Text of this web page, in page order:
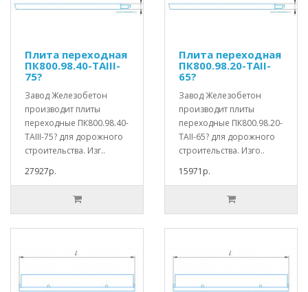
Плита переходная
ПК800.98.40-ТАIII-
75?
Завод Железобетон
производит плиты
переходные ПК800.98.40-
ТАIII-75? для дорожного
строительства. Изг..
27927р.
Плита переходная
ПК800.98.20-ТАII-
65?
Завод Железобетон
производит плиты
переходные ПК800.98.20-
ТАII-65? для дорожного
строительства. Изго..
15971р.